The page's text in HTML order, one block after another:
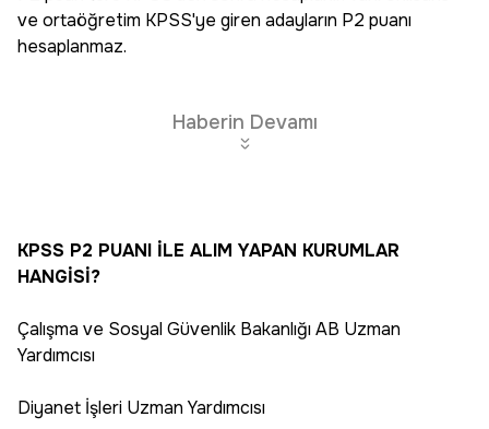
ve ortaöğretim KPSS'ye giren adayların P2 puanı
hesaplanmaz.
Haberin Devamı
KPSS P2 PUANI İLE ALIM YAPAN KURUMLAR
HANGİSİ?
Çalışma ve Sosyal Güvenlik Bakanlığı AB Uzman
Yardımcısı
Diyanet İşleri Uzman Yardımcısı